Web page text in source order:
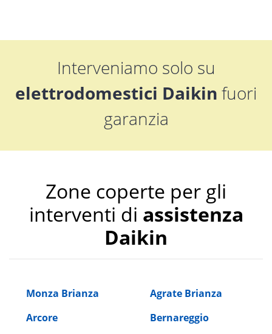
Interveniamo solo su
elettrodomestici Daikin fuori
garanzia
Zone coperte per gli
interventi di assistenza
Daikin
Monza Brianza
Agrate Brianza
Arcore
Bernareggio